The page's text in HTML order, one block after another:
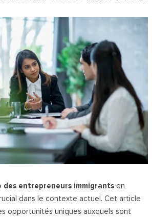
entrepreneurs immigrants en
dans le contexte actuel. Cet article
opportunités uniques auxquels sont